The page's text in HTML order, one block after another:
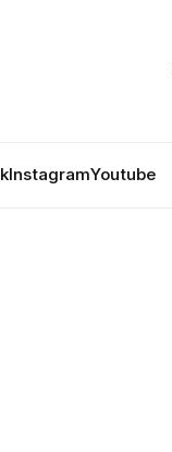
InstagramYoutube